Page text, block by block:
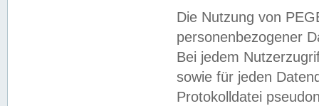
Die Nutzung von
personenbezogener
Bei jedem
sowie für jeden
Protokolldatei